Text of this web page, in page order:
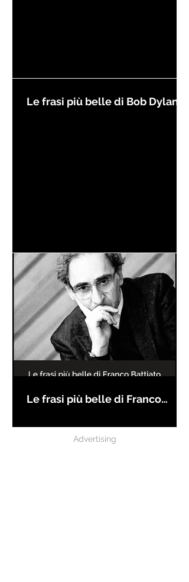
Le frasi più belle di Bob Dylan
Le frasi più belle di Franco
Advertising